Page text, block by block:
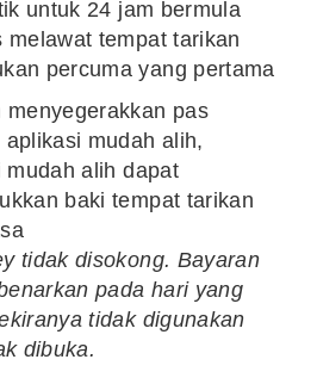
untuk 24 jam bermula
melawat tempat tarikan
percuma yang pertama
menyegerakkan pas
aplikasi mudah alih,
mudah alih dapat
baki tempat tarikan
tidak disokong. Bayaran
pada hari yang
tidak digunakan
dibuka.